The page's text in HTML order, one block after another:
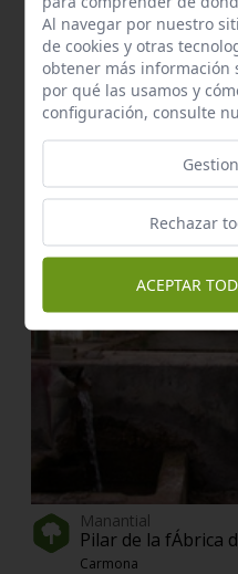
Manantial
Manantial
Pilar de la fÁbrica
Carmona
Al navegar por nuestro
de cookies y otras
obtener más información
por qué las usamos y
configuración, consulte
Rechazar
ACEPTAR